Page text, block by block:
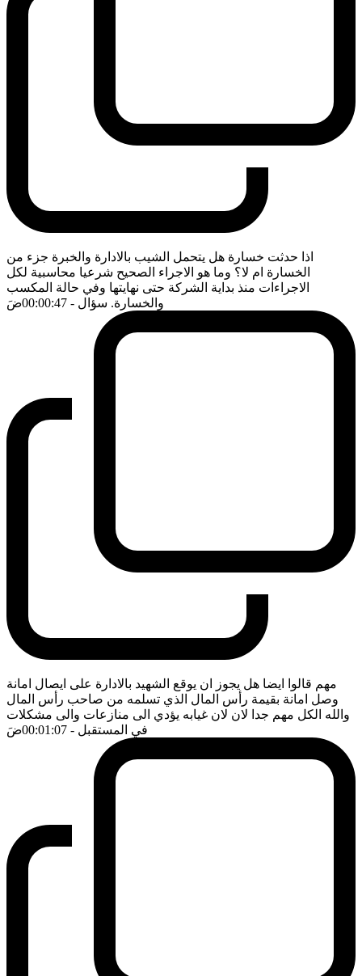
اذا حدثت خسارة هل يتحمل الشيب بالادارة والخبرة جزء من
الخسارة ام لا؟ وما هو الاجراء الصحيح شرعيا محاسبية لكل
الاجراءات منذ بداية الشركة حتى نهايتها وفي حالة المكسب
والخسارة. سؤال - 00:00:47 ضَ
مهم قالوا ايضا هل يجوز ان يوقع الشهيد بالادارة على ايصال امانة
وصل امانة بقيمة رأس المال الذي تسلمه من صاحب رأس المال
والله الكل مهم جدا لان لان غيابه يؤدي الى منازعات والى مشكلات
في المستقبل - 00:01:07 ضَ